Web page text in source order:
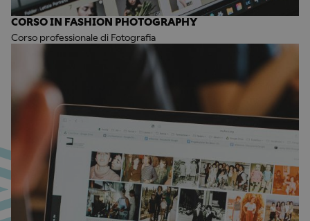
CORSO IN FASHION PHOTOGRAPHY
Corso professionale di Fotografia